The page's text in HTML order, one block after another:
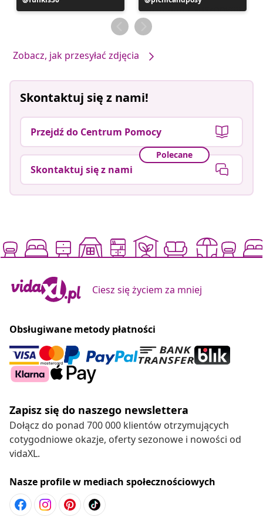
opublikowany
opublikowany
przez
Zobacz, jak przesyłać zdjęcia
Skontaktuj się z nami!
Przejdź do Centrum Pomocy
Polecane
Skontaktuj się z nami
Ciesz się życiem za mniej
Obsługiwane metody płatności
Zapisz się do naszego newslettera
Dołącz do ponad 700 000 klientów otrzymujących
cotygodniowe okazje, oferty sezonowe i nowości od
vidaXL.
Nasze profile w mediach społecznościowych